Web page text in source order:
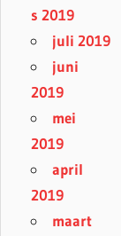
s 2019
juli 2019
juni
2019
mei
2019
april
2019
maart